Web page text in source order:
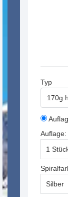
Typ
170g
Auflage: